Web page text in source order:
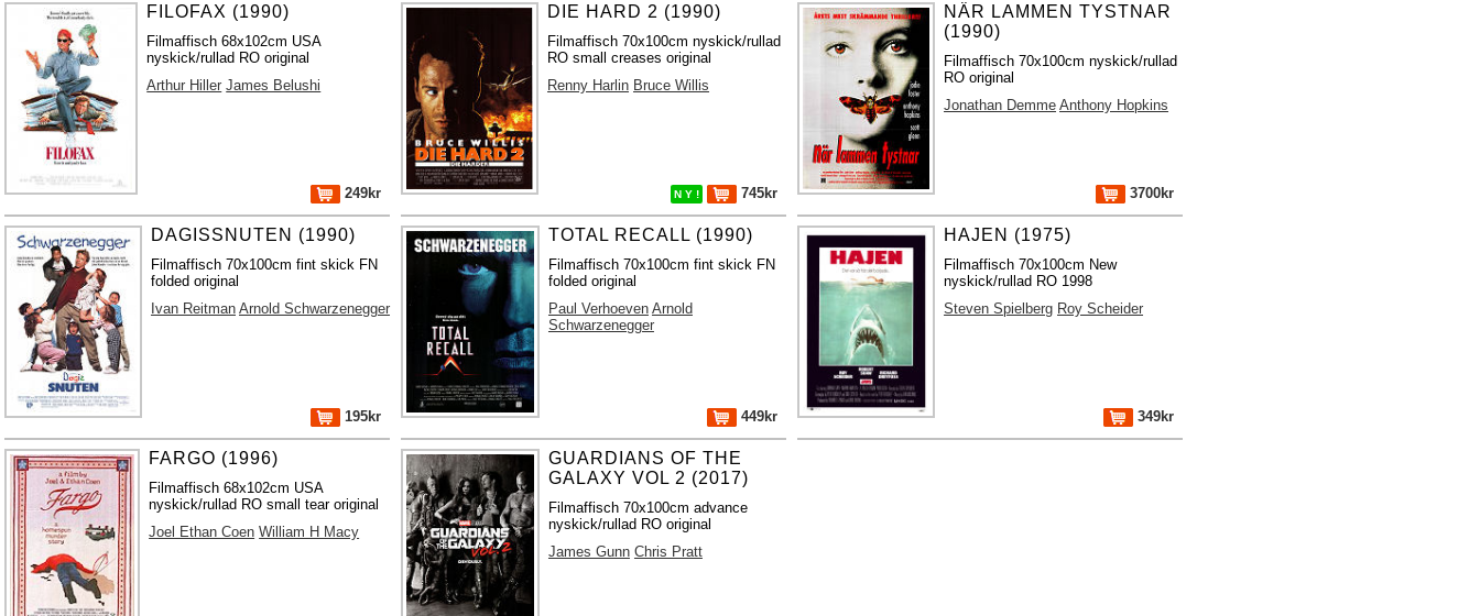
FILOFAX (1990)
Filmaffisch 68x102cm USA
nyskick/rullad RO original
Arthur Hiller James Belushi
249kr
DIE HARD 2 (1990)
Filmaffisch 70x100cm nyskick/rullad
RO small creases original
Renny Harlin Bruce Willis
N Y ! 745kr
NÄR LAMMEN TYSTNAR
(1990)
Filmaffisch 70x100cm nyskick/rullad
RO original
Jonathan Demme Anthony Hopkins
3700kr
DAGISSNUTEN (1990)
Filmaffisch 70x100cm fint skick FN
folded original
Ivan Reitman Arnold Schwarzenegger
195kr
TOTAL RECALL (1990)
Filmaffisch 70x100cm fint skick FN
folded original
Paul Verhoeven Arnold
Schwarzenegger
449kr
HAJEN (1975)
Filmaffisch 70x100cm New
nyskick/rullad RO 1998
Steven Spielberg Roy Scheider
349kr
FARGO (1996)
Filmaffisch 68x102cm USA
nyskick/rullad RO small tear original
Joel Ethan Coen William H Macy
GUARDIANS OF THE
GALAXY VOL 2 (2017)
Filmaffisch 70x100cm advance
nyskick/rullad RO original
James Gunn Chris Pratt